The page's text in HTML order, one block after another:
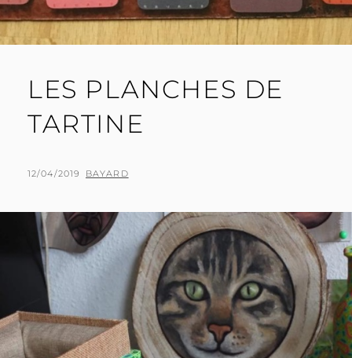
LES PLANCHES DE
TARTINE
POSTED
12/04/2019 BY
BAYARD